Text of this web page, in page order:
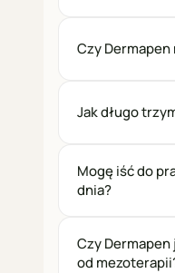
Czy
Jak długo
Mogę iść do
dnia?
Czy
od